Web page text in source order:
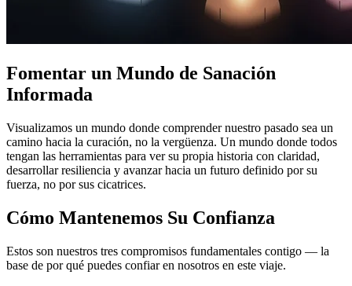
Fomentar un Mundo de Sanación
Informada
Visualizamos un mundo donde comprender nuestro pasado sea un
camino hacia la curación, no la vergüenza. Un mundo donde todos
tengan las herramientas para ver su propia historia con claridad,
desarrollar resiliencia y avanzar hacia un futuro definido por su
fuerza, no por sus cicatrices.
Cómo Mantenemos Su Confianza
Estos son nuestros tres compromisos fundamentales contigo — la
base de por qué puedes confiar en nosotros en este viaje.